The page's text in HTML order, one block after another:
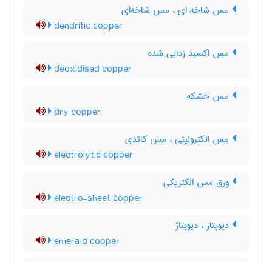
مس شاخه ای ، مس شاخه‌ای
dendritic copper
مس اکسید زدایی شده
deoxidised copper
مس خشکه
dry copper
مس الکترولیتی ، مس کاتدی
electrolytic copper
ورق مس الکتریکی
electro-sheet copper
دیوپتاز ، دیوپتاژ
emerald copper